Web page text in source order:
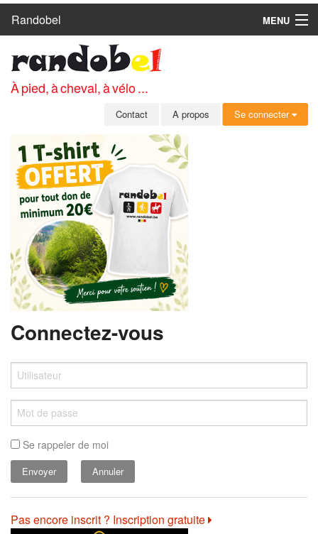
Randobel
MENU
CIRCUITS
CLUBS
MEMBRES
SE CONNECTER
INSCRIPTION GRATUITE
MOT DE PASSE OUBLIÉ
À pied, à cheval, à vélo ...
Contact A propos Se connecter
Connectez-vous
Se rappeler de moi
Annuler
Pas encore inscrit ? Inscription gratuite